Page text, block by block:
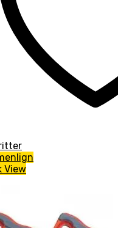
View